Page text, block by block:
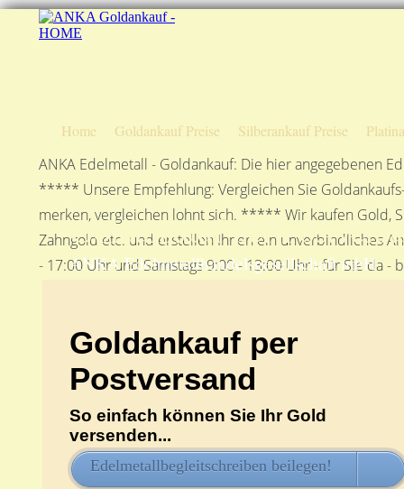
Home Goldankauf Preise Silberankauf Preise
ANKA Edelmetall - Goldankauf: Die hier angegebenen
***** Unsere Empfehlung: Vergleichen Sie
merken, vergleichen lohnt sich. ***** Wir kaufen Gold,
Zahngold etc. und erstellen Ihnen ein unverbindliches
- 17:00 Uhr und Samstags 9:00 - 13:00 Uhr - für Sie
Goldankauf per
ANKA Edelmetallhandelsgesellschaft mbH
Goldankauf per
Postversand
So einfach können Sie Ihr Gold
versenden...
Edelmetallbegleitschreiben beilegen!